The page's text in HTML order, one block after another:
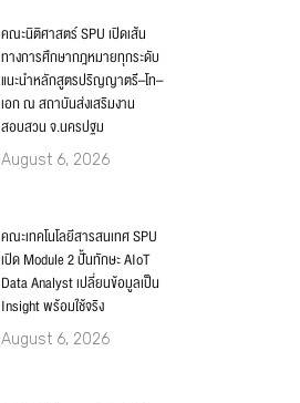
คณะนิติศาสตร์ SPU เปิดเส้น
ทางการศึกษากฎหมายทุกระดับ
แนะนำหลักสูตรปริญญาตรี–โท–
เอก ณ สถาบันส่งเสริมงาน
สอบสวน จ.นครปฐม
August 6, 2026
คณะเทคโนโลยีสารสนเทศ SPU
เปิด Module 2 ปั้นทักษะ AIoT
Data Analyst เปลี่ยนข้อมูลเป็น
Insight พร้อมใช้จริง
August 6, 2026